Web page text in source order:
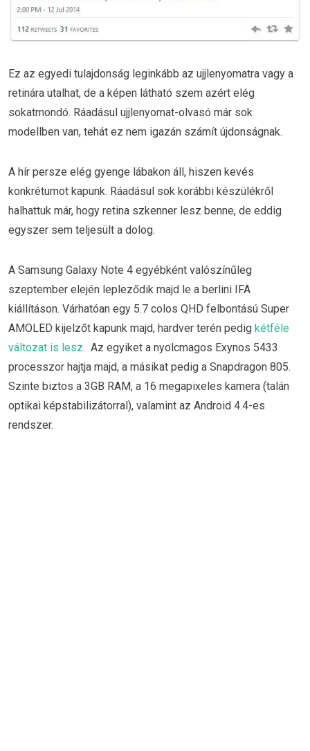
Ez az egyedi tulajdonság leginkább az ujjlenyomatra vagy a
retinára utalhat, de a képen látható szem azért elég
sokatmondó. Ráadásul ujjlenyomat-olvasó már sok
modellben van, tehát ez nem igazán számít újdonságnak.
A hír persze elég gyenge lábakon áll, hiszen kevés
konkrétumot kapunk. Ráadásul sok korábbi készülékről
halhattuk már, hogy retina szkenner lesz benne, de eddig
egyszer sem teljesült a dolog.
A Samsung Galaxy Note 4 egyébként valószínűleg
szeptember elején lepleződik majd le a berlini IFA
kiállításon. Várhatóan egy 5.7 colos QHD felbontású Super
AMOLED kijelzőt kapunk majd, hardver terén pedig kétféle
változat is lesz. Az egyiket a nyolcmagos Exynos 5433
processzor hajtja majd, a másikat pedig a Snapdragon 805.
Szinte biztos a 3GB RAM, a 16 megapixeles kamera (talán
optikai képstabilizátorral), valamint az Android 4.4-es
rendszer.